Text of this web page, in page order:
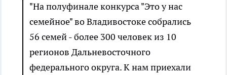
"На полуфинале конкурса "Это у нас
семейное" во Владивостоке собрались
56 семей - более 300 человек из 10
регионов Дальневосточного
федерального округа. К нам приехали